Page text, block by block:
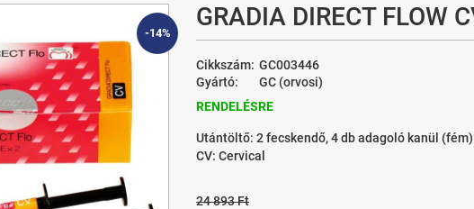
GRADIA DIRECT FLOW
Cikkszám: GC003446
Gyártó:
GC (orvosi)
RENDELÉSRE
Utántöltő: 2 fecskendő, 4 db adagoló kanül (fém)
CV: Cervical
24 893 Ft
-14%